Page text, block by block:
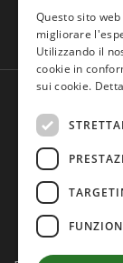
Questo sito
migliorare
Utilizzando il
cookie in
sui cookie.